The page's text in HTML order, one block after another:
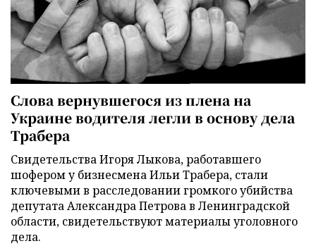
Слова вернувшегося из плена на
Украине водителя легли в основу дела
Трабера
Свидетельства Игоря Лыкова, работавшего
шофером у бизнесмена Ильи Трабера, стали
ключевыми в расследовании громкого убийства
депутата Александра Петрова в Ленинградской
области, свидетельствуют материалы уголовного
дела.